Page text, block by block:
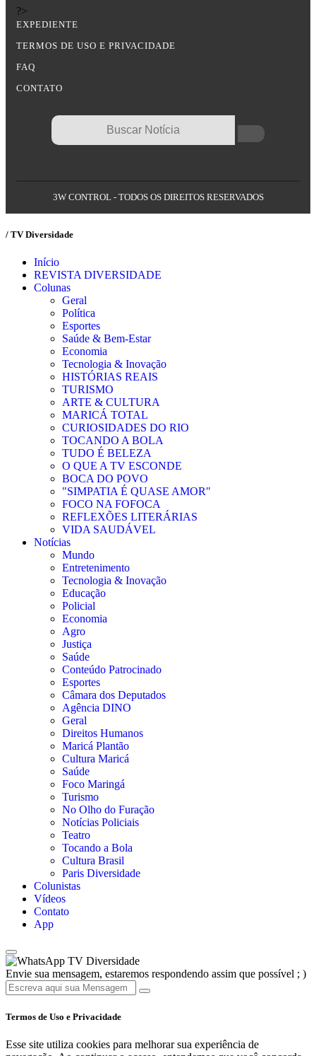
?>
EXPEDIENTE
TERMOS DE USO E PRIVACIDADE
FAQ
CONTATO
3W CONTROL - TODOS OS DIREITOS RESERVADOS
/ TV Diversidade
Início
REVISTA DIVERSIDADE
Colunas
Geral
Política
Esportes
Saúde & Bem-Estar
Economia
Tecnologia & Inovação
HISTÓRIAS REAIS
TURISMO
ARTE & CULTURA
MARICÁ TOTAL
CURIOSIDADES DO RIO
TOCANDO A BOLA
TUDO É BELEZA
O QUE A TV ESCONDE
BOCA DO POVO
"SIMPATIA É QUASE AMOR"
FOCO NA FOFOCA
REFLEXÕES LITERÁRIAS
VIDA SAUDÁVEL
Notícias
Mundo
Entretenimento
Tecnologia & Inovação
Educação
Policial
Economia
Agro
Justiça
Saúde
Conteúdo Patrocinado
Esportes
Câmara dos Deputados
Agência DINO
Geral
Direitos Humanos
Maricá Plantão
Cultura Maricá
Saúde
Foco Maringá
Turismo
No Olho do Furação
Notícias Policiais
Teatro
Tocando a Bola
Cultura Brasil
Paris Diversidade
Colunistas
Vídeos
Contato
App
TV Diversidade
Envie sua mensagem, estaremos respondendo assim que possível ; )
Termos de Uso e Privacidade
Esse site utiliza cookies para melhorar sua experiência de